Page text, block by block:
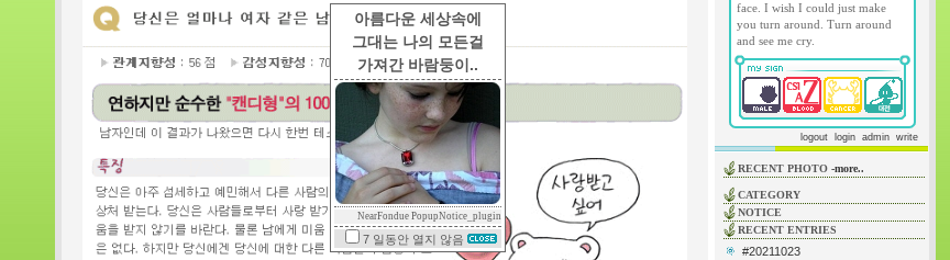
아름다운 세상속에
그대는 나의 모든걸
가져간 바람둥이..
NearFondue PopupNotice_plugin
7 일동안 열지 않음
face. I wish I could just make
you turn around. Turn around
and see me cry.
logout login admin write
RECENT PHOTO -more..
CATEGORY
NOTICE
RECENT ENTRIES
#20211023